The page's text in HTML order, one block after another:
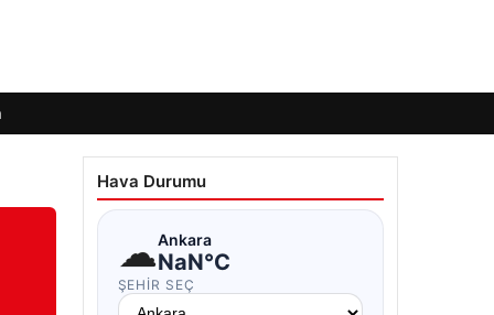
Hava Durumu
☁Ankara
NaN°C
ŞEHIR SEÇ